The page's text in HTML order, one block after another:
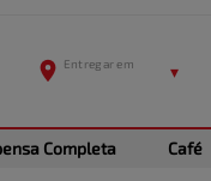
1
Completa Café